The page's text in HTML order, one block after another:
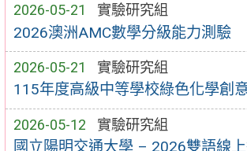
2026-05-21 實驗研究組
2026澳洲AMC數學分級能力測驗
2026-05-21 實驗研究組
115年度高級中等學校綠色化學創
2026-05-12 實驗研究組
國立陽明交通大學 – 2026雙語線